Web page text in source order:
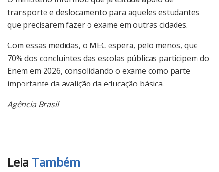
transporte e deslocamento para aqueles estudantes
que precisarem fazer o exame em outras cidades.
Com essas medidas, o MEC espera, pelo menos, que
70% dos concluintes das escolas públicas participem do
Enem em 2026, consolidando o exame como parte
importante da avalição da educação básica.
Agência Brasil
Leia Também